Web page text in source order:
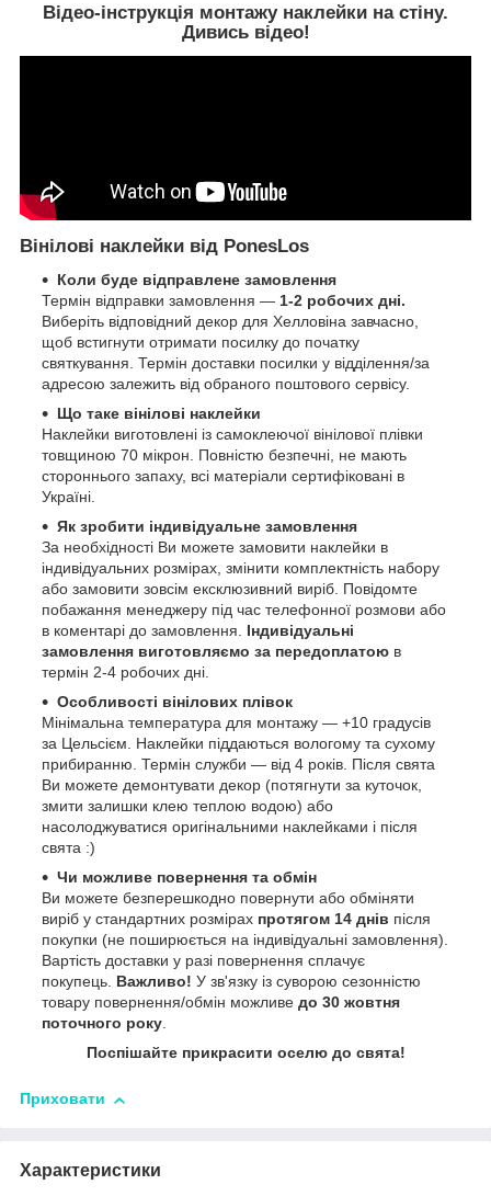
Відео-інструкція монтажу наклейки на стіну.
Дивись відео!
Вінілові наклейки від PonesLos
Коли буде відправлене замовлення
Термін відправки замовлення ― 1-2 робочих дні.
Виберіть відповідний декор для Хелловіна завчасно,
щоб встигнути отримати посилку до початку
святкування. Термін доставки посилки у відділення/за
адресою залежить від обраного поштового сервісу.
Що таке вінілові наклейки
Наклейки виготовлені із самоклеючої вінілової плівки
товщиною 70 мікрон. Повністю безпечні, не мають
стороннього запаху, всі матеріали сертифіковані в
Україні.
Як зробити індивідуальне замовлення
За необхідності Ви можете замовити наклейки в
індивідуальних розмірах, змінити комплектність набору
або замовити зовсім ексклюзивний виріб. Повідомте
побажання менеджеру під час телефонної розмови або
в коментарі до замовлення. Індивідуальні
замовлення виготовляємо за передоплатою в
термін 2-4 робочих дні.
Особливості вінілових плівок
Мінімальна температура для монтажу ― +10 градусів
за Цельсієм. Наклейки піддаються вологому та сухому
прибиранню. Термін служби ― від 4 років. Після свята
Ви можете демонтувати декор (потягнути за куточок,
змити залишки клею теплою водою) або
насолоджуватися оригінальними наклейками і після
свята :)
Чи можливе повернення та обмін
Ви можете безперешкодно повернути або обміняти
виріб у стандартних розмірах протягом 14 днів після
покупки (не поширюється на індивідуальні замовлення).
Вартість доставки у разі повернення сплачує
покупець. Важливо! У зв'язку із суворою сезонністю
товару повернення/обмін можливе до 30 жовтня
поточного року.
Поспішайте прикрасити оселю до свята!
Приховати
Характеристики